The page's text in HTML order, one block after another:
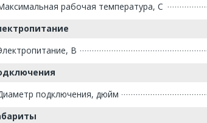
рабочая температура, С
В
подключения, дюйм